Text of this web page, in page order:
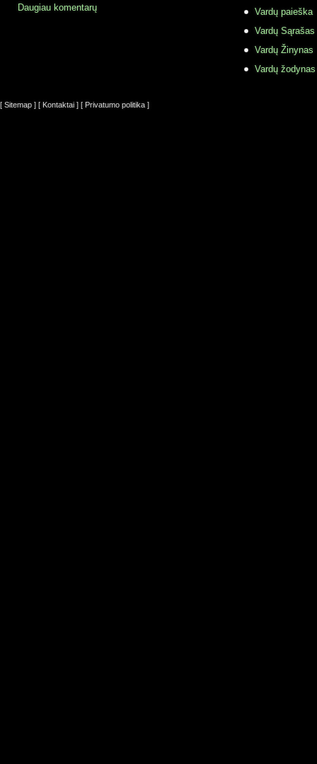
Daugiau komentarų
Vardų paieška
Vardų Sąrašas
Vardų Žinynas
Vardų
[ Sitemap ] [ Kontaktai ] [ Privatumo politika ]